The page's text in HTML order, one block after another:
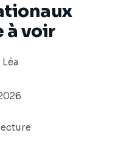
à voir
Léa